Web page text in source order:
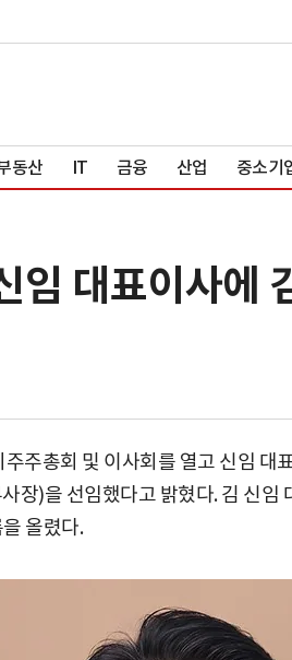
동산 IT 금융 산업 중소기
임 대표이사에
주총회 및 이사회를 열고 신임 대
장)을 선임했다고 밝혔다. 김 신임
올렸다.